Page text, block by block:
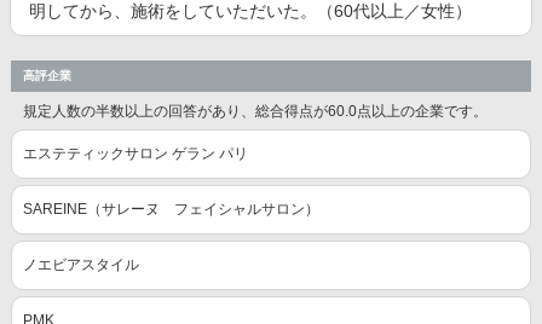
明してから、施術をしていただいた。（60代以上／女性）
高評企業
規定人数の半数以上の回答があり、総合得点が60.0点以上の企業です。
エステティックサロン ゲラン パリ
SAREINE（サレーヌ フェイシャルサロン）
ノエビアスタイル
PMK